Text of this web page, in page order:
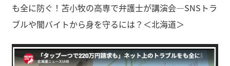
も全に防ぐ！苫小牧の高専で弁護士が講演会―SNSトラ
ブルや闇バイトから身を守るには？＜北海道＞